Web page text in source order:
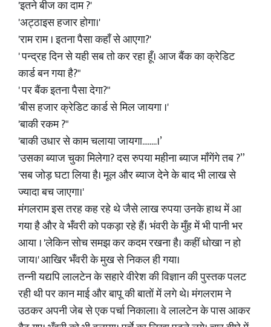
'इतने बीज का दाम ?'
'अट्ठाइस हजार होगा।'
'राम राम । इतना पैसा कहाँ से आएगा?'
' पन्द्रह दिन से यही सब तो कर रहा हूँ। आज बैंक का क्रेडिट
कार्ड बन गया है?"
' पर बैंक इतना पैसा देगा?"
'बीस हजार क्रेडिट कार्ड से मिल जायगा ।'
'बाकी रकम ?"
'बाकी उधार से काम चलाया जायगा........।’
'उसका ब्याज चुका मिलेगा? दस रुपया महीना ब्याज माँगेंगे तब ?”
'सब जोड़ घटा लिया है। मूल और ब्याज देने के बाद भी लाख से
ज्यादा बच जाएगा।'
मंगलराम इस तरह कह रहे थे जैसे लाख रुपया उनके हाथ में आ
गया है और वे भँवरी को पकड़ा रहे हैं। भंवरी के मुँह में भी पानी भर
आया । 'लेकिन सोच समझ कर कदम रखना है। कहीं धोखा न हो
जाय।' आखिर भँवरी के मुख से निकल ही गया।
तन्नी यद्यपि लालटेन के सहारे वीरेश की विज्ञान की पुस्तक पलट
रही थी पर कान माई और बापू की बातों में लगे थे। मंगलराम ने
उठकर अपनी जेब से एक पर्चा निकाला। वे लालटेन के पास आकर